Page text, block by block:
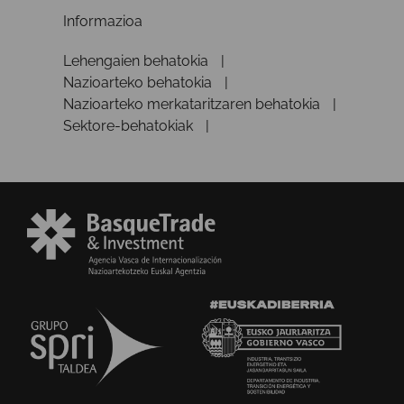
Informazioa
Lehengaien behatokia
Nazioarteko behatokia
Nazioarteko merkataritzaren behatokia
Sektore-behatokiak